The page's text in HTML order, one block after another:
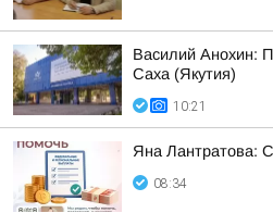
Василий Анохин:
Саха (Якутия)
10:21
Яна Лантратова:
08:34